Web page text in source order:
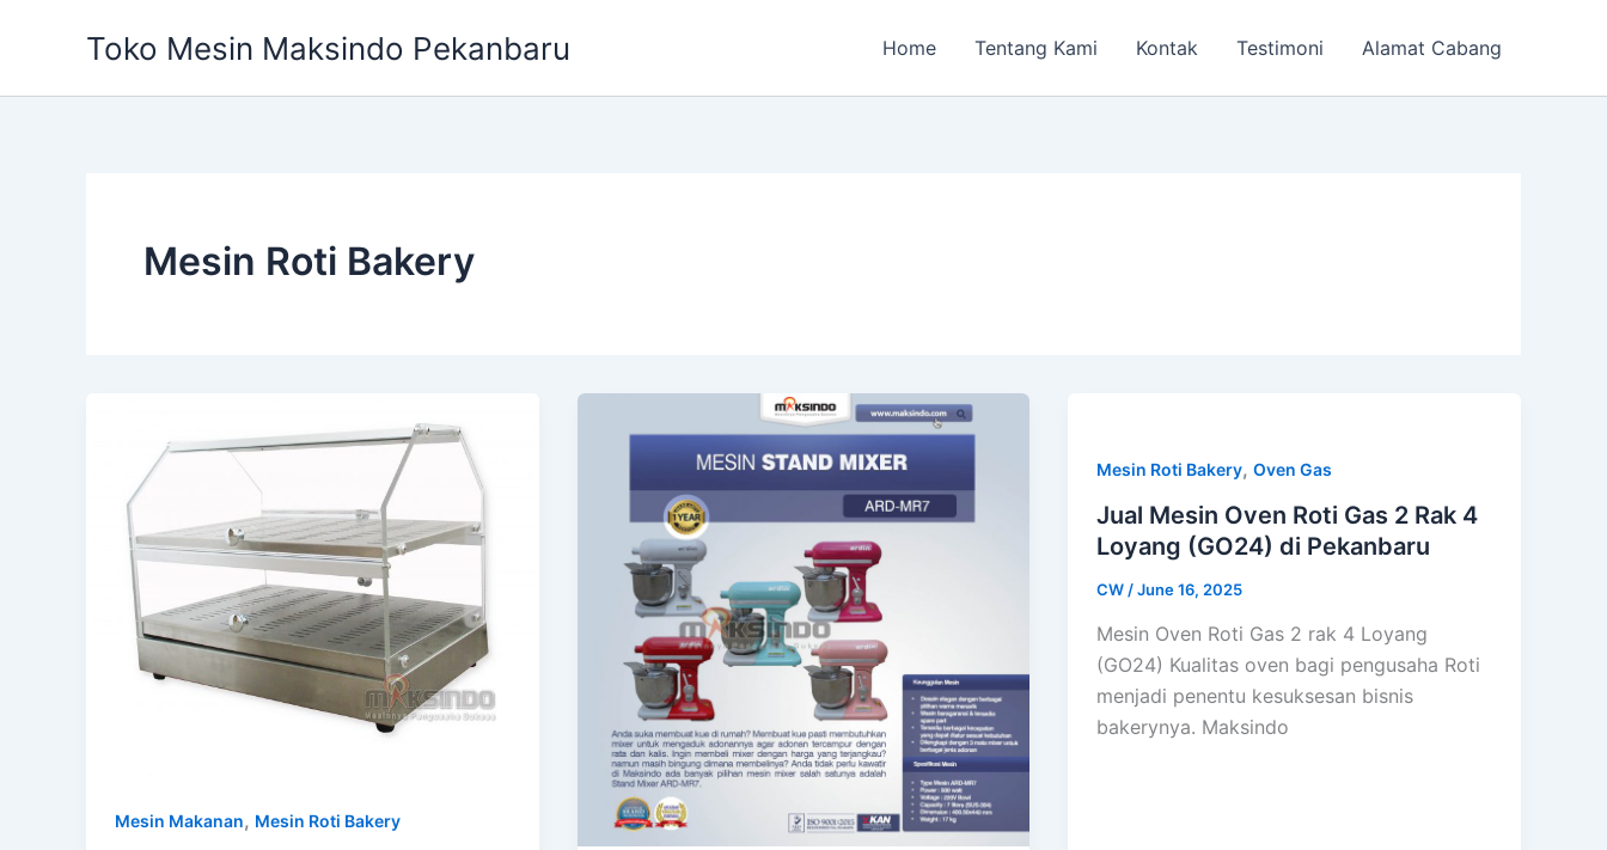
Toko Mesin Maksindo Pekanbaru Home Tentang Kami Kontak Testimoni Alamat Cabang
Mesin Roti Bakery
Mesin Makanan, Mesin Roti Bakery
Mesin Roti Bakery,Oven Gas
Jual Mesin Oven Roti Gas 2 Rak 4
Loyang (GO24) di Pekanbaru
CW /June 16, 2025
Mesin Oven Roti Gas 2 rak 4 Loyang
(GO24) Kualitas oven bagi pengusaha Roti
menjadi penentu kesuksesan bisnis
bakerynya. Maksindo